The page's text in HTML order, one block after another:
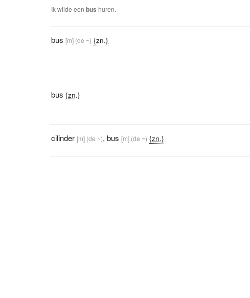
Ik wilde eenbus huren.
bus [m] (de ~) {zn.}
bus {zn.}
cilinder [m] (de ~),bus [m] (de ~) {zn.}